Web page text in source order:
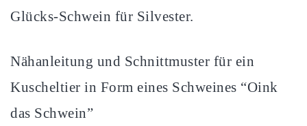
Glücks-Schwein für Silvester.
Nähanleitung und Schnittmuster für ein
Kuscheltier in Form eines Schweines “Oink
das Schwein”